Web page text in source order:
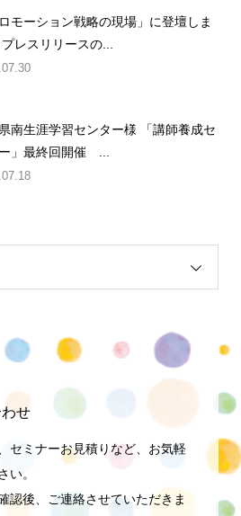
ロモーション戦略の現場」に登壇しま
レスリリースの...
南生涯学習センター様 「講師養成セ
」最終回開催 ...
せ
セミナーお見積りなど、お気軽
い。
認後、ご連絡させていただきま